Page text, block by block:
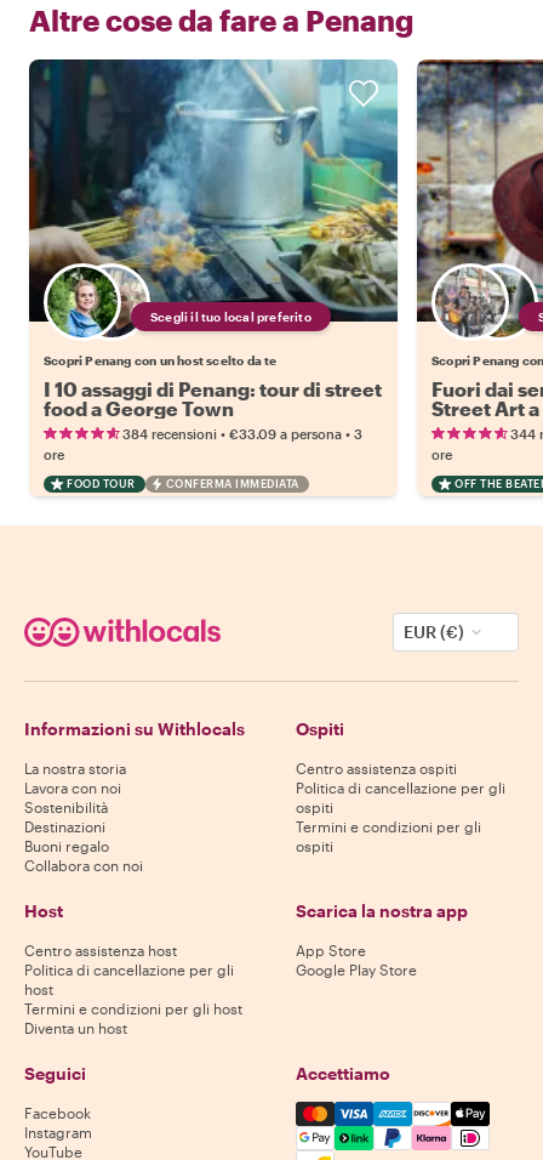
Altre cose da fare a Penang
Scegli il tuo local preferito
Scopri Penang con un host scelto da te
I 10 assaggi di Penang: tour di street
food a George Town
384 recensioni • €33.09 a persona • 3
ore
FOOD TOUR CONFERMA IMMEDIATA
Scopri Penang
Fuori dai
Street Art
344
ore
OFF THE
EUR (€)
Informazioni su Withlocals
La nostra storia
Lavora con noi
Sostenibilità
Destinazioni
Buoni regalo
Collabora con noi
Ospiti
Centro assistenza ospiti
Politica di cancellazione per gli
ospiti
Termini e condizioni per gli
ospiti
Host
Centro assistenza host
Politica di cancellazione per gli
host
Termini e condizioni per gli host
Diventa un host
Scarica la nostra app
App Store
Google Play Store
Seguici
Facebook
Instagram
YouTube
Accettiamo
Mastercard, Visa, Amex,